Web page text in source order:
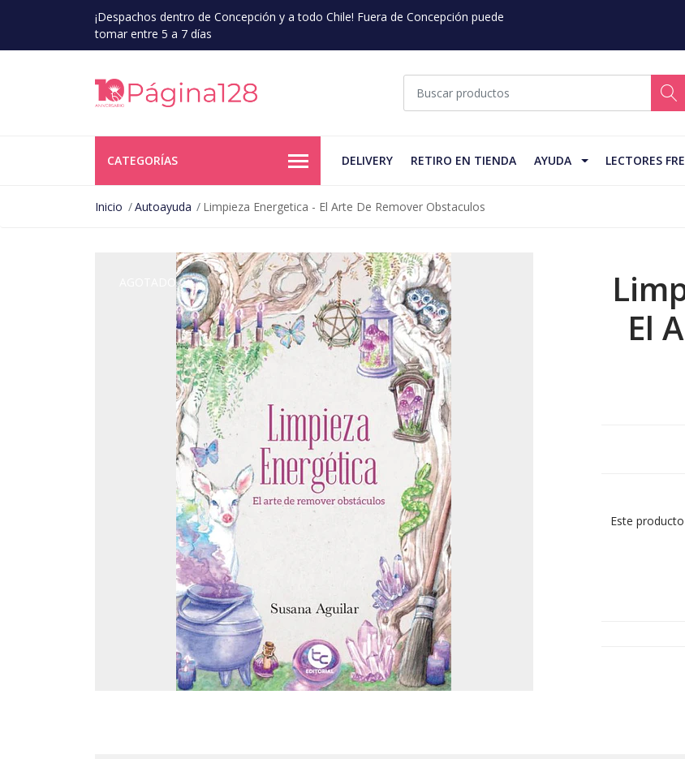
¡Despachos dentro de Concepción y a todo Chile! Fuera de Concepción puede
tomar entre 5 a 7 días
CATEGORÍAS DELIVERY RETIRO EN TIENDA AYUDA LECTORES
Inicio Autoayuda Limpieza Energetica - El Arte De Remover Obstaculos
El
Este